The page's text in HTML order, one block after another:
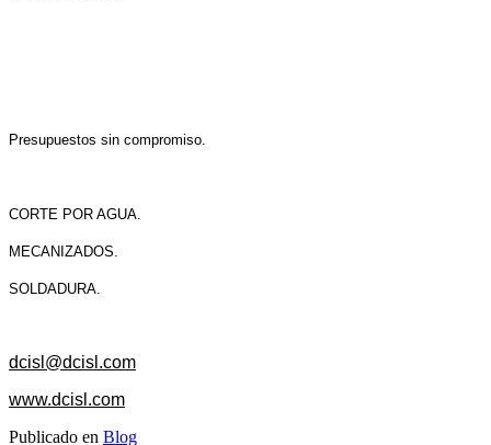
Presupuestos sin compromiso.
CORTE POR AGUA.
MECANIZADOS.
SOLDADURA.
dcisl@dcisl.com
www.dcisl.com
Publicado en Blog